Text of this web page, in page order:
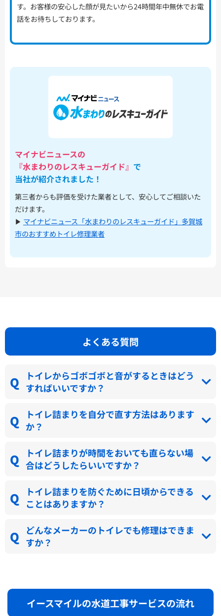
す。お客様の安心した顔が見たいから24時間年中無休でお電
話をお待ちしております。
マイナビニュースの
『水まわりのレスキューガイド』 で
当社が紹介されました！
第三者からも評価を受けた業者として、安心してご相談いた
だけます。
▶︎ マイナビニュース「水まわりのレスキューガイド」多賀城
市のおすすめトイレ修理業者
よくある質問
トイレからゴボゴボと音がするときはどう
すればいいですか？
トイレ詰まりを自分で直す方法はあります
か？
トイレ詰まりが時間をおいても直らない場
合はどうしたらいいですか？
トイレ詰まりを防ぐために日頃からできる
ことはありますか？
どんなメーカーのトイレでも修理はできま
すか？
イースマイルの水道工事サービスの流れ